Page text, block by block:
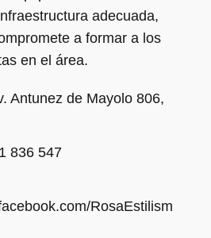
adecuada,
a formar a los
en el área.
Antunez de Mayolo 806,
836 547
RosaEstilism